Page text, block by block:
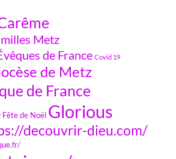
Metz
de France Covid 19
de Metz
de France
Fête de Noël Glorious
decouvrir-dieu.com/